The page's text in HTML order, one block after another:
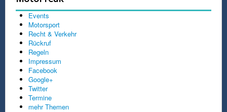
Events
Motorsport
Recht & Verkehr
Rückruf
Regeln
Impressum
Facebook
Google+
Twitter
Termine
mehr Themen